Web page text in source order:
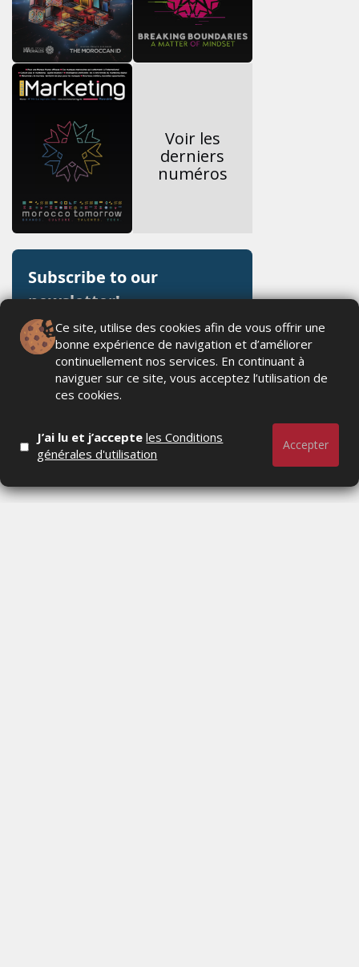
Voir les
derniers
numéros
Ce site, utilise des cookies afin de vous offrir une
bonne expérience de navigation et d’améliorer
continuellement nos services. En continuant à
naviguer sur ce site, vous acceptez l’utilisation de
ces cookies.
J’ai lu et j’accepteles Conditions
générales d'utilisation
Accepter